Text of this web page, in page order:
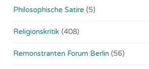
Philosophische Satire (5)
Religionskritik (408)
Remonstranten Forum Berlin (56)